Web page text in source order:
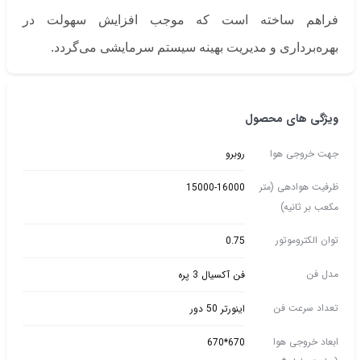
فراهم ساخته است که موجب افزایش سهولت در
بهره‌برداری و مدیریت بهینه سیستم سرمایشی می‌گردد.
ویژگی های محصول
جهت خروجی هوا روبرو
ظرفیت هوادهی (متر
مکعب بر ثانیه)
15000-16000
توان الکتروموتور 0.75
مدل فن فن آکسیال 3 پره
تعداد سرعت فن اینورتر 50 دور
ابعاد خروجی هوا
670*670